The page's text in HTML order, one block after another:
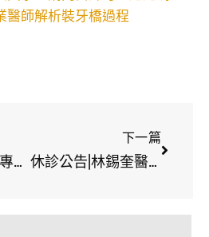
醫師解析裝牙橋過程
做牙橋會痛嗎？專業醫師解析裝牙橋過程
下一篇
休診公告|林錫奎醫師2021雙十國慶連假休診